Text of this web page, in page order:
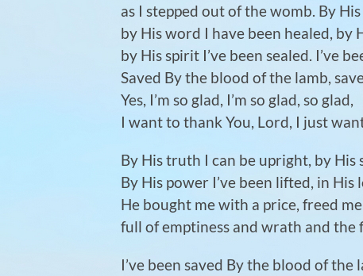
as I stepped out of the womb. By
by His word I have been healed, by
by His spirit I’ve been sealed. I’ve
Saved By the blood of the lamb,
Yes, I’m so glad, I’m so glad, so glad,
I want to thank You, Lord, I just
By His truth I can be upright, by His
By His power I’ve been lifted, in His
He bought me with a price, freed
full of emptiness and wrath and the
I’ve been saved By the blood of the